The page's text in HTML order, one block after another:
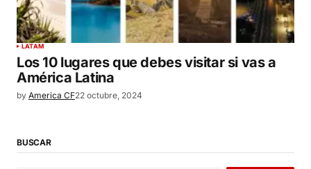
LATAM
Los 10 lugares que debes visitar si vas a
América Latina
by America CF22 octubre, 2024
BUSCAR